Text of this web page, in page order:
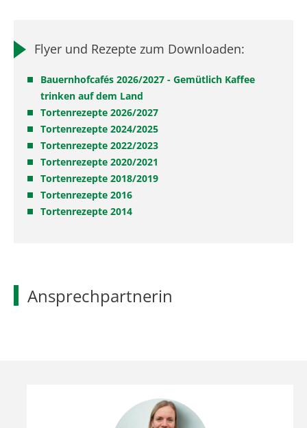
Flyer und Rezepte zum Downloaden:
Bauernhofcafés 2026/2027 - Gemütlich Kaffee
trinken auf dem Land
Tortenrezepte 2026/2027
Tortenrezepte 2024/2025
Tortenrezepte 2022/2023
Tortenrezepte 2020/2021
Tortenrezepte 2018/2019
Tortenrezepte 2016
Tortenrezepte 2014
Ansprechpartnerin